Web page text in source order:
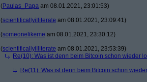
(Paulas_Papa am 08.01.2021, 23:01:53)
(scientificallyilliterate am 08.01.2021, 23:09:41)
(someonelikeme am 08.01.2021, 23:30:12)
(scientificallyilliterate am 08.01.2021, 23:53:39)
Re(10): Was ist denn beim Bitcoin schon wieder
Re(11): Was ist denn beim Bitcoin schon